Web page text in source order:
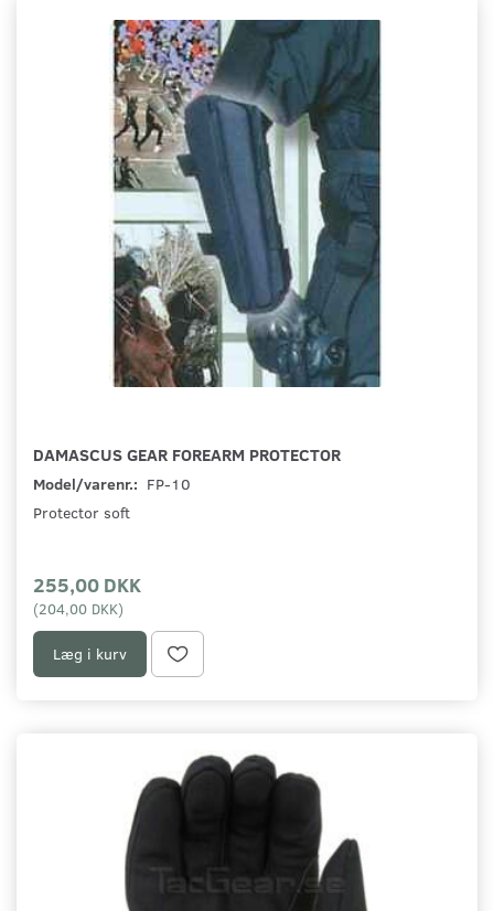
DAMASCUS GEAR FOREARM PROTECTOR
Model/varenr.: FP-10
Protector soft
255,00 DKK
(204,00 DKK)
Læg i kurv